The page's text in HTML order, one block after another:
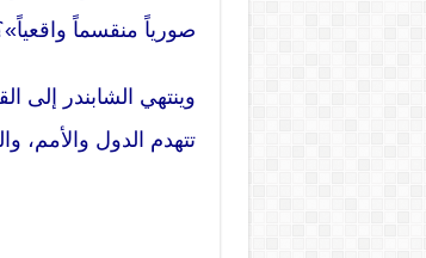
صورياً منقسماً
وينتهي الشابندر إلى
تتهدم الدول والأمم،